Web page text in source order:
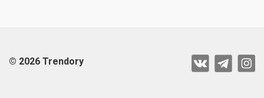
© 2026 Trendory